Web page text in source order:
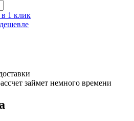
1 клик
займет немного времени